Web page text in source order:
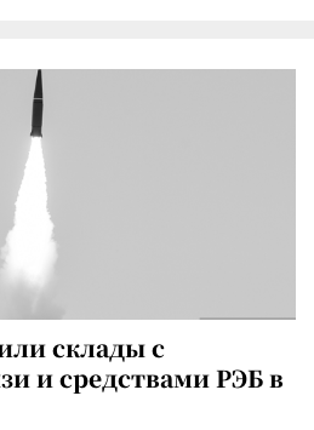
склады с
и средствами РЭБ в